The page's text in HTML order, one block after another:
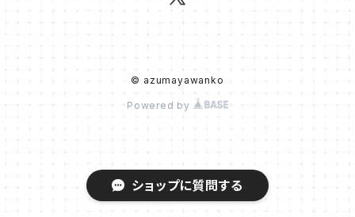
© azumayawanko
Powered by
ショップに質問する